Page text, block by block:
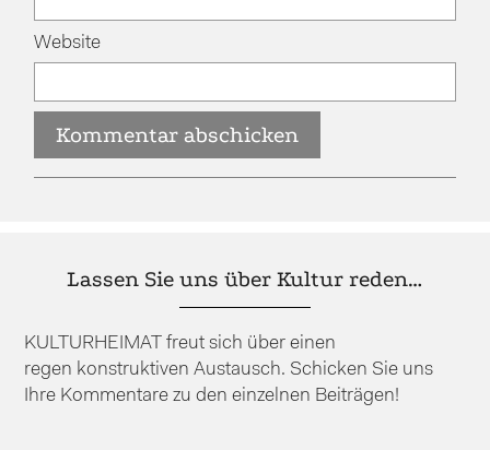
Website
Lassen Sie uns über Kultur reden…
KULTURHEIMAT freut sich über einen
regen konstruktiven Austausch. Schicken Sie uns
Ihre Kommentare zu den einzelnen Beiträgen!